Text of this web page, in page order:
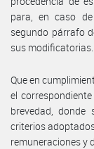
para, en caso
segundo párrafo
sus modificatorias.
Que en
el
brevedad,
criterios
remuneraciones y